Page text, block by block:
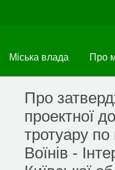
Міська влада Про
Про
проектної
тротуару по
Воїнів -